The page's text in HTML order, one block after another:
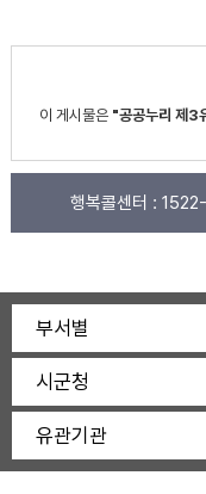
이 게시물은 "공공누리 제3
행복콜센터 :
부서별
시군청
유관기관